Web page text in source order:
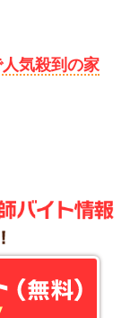
気殺到の家